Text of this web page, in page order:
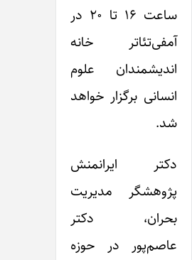
ساعت ۱۶ تا ۲۰ در
آمفی‌تئاتر خانه
اندیشمندان علوم
انسانی برگزار خواهد
شد.
دکتر ایران­منش
پژوهشگر مدیریت
بحران، دکتر
عاصم‌پور در حوزه